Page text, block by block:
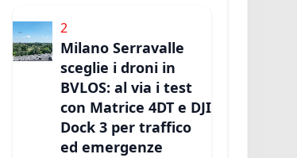
2
Milano Serravalle
sceglie i droni in
BVLOS: al via i test
con Matrice 4DT e DJI
Dock 3 per traffico
ed emergenze